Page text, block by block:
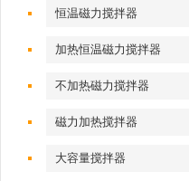
恒温磁力搅拌器
加热恒温磁力搅拌器
不加热磁力搅拌器
磁力加热搅拌器
大容量搅拌器